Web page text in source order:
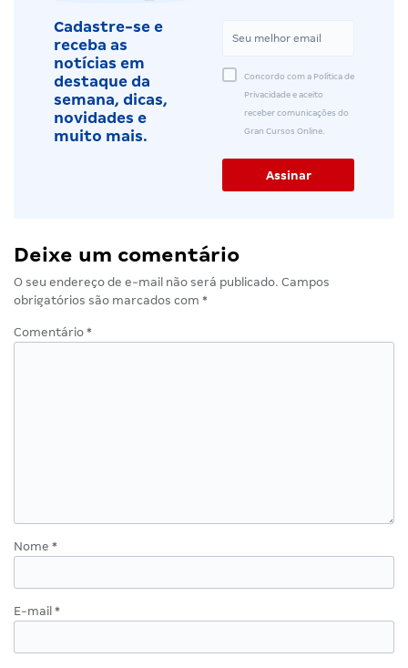
Cadastre-se e
receba as
notícias em
destaque da
semana, dicas,
novidades e
muito mais.
Concordo com a Política de
Privacidade e aceito
receber comunicações do
Gran Cursos Online.
Deixe um comentário
O seu endereço de e-mail não será publicado. Campos
obrigatórios são marcados com *
Comentário *
Nome *
E-mail *